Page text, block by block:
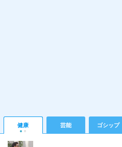
健康 芸能 ゴシップ